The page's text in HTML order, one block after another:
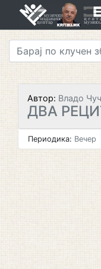
Автор: Владо
ДВА
Периодика: Вечер